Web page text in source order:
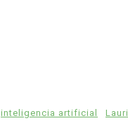
inteligencia artificial